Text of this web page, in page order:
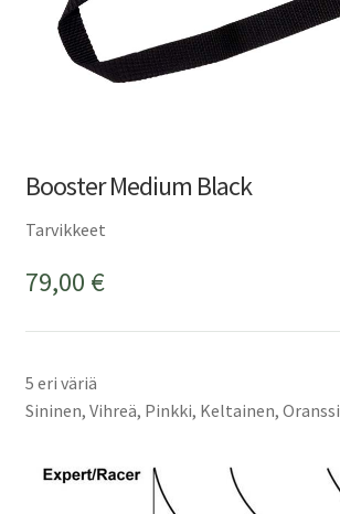
Booster Medium Black
Tarvikkeet
79,00 €
5 eri väriä
Sininen, Vihreä, Pinkki, Keltainen, Oranssi